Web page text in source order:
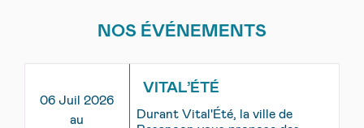
NOS ÉVÉNEMENTS
06 Juil 2026
au
VITAL’ÉTÉ
Durant Vital'Été, la ville de